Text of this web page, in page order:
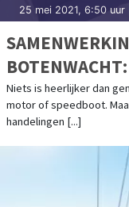
25 mei 2021, 6:50 uur
EEN VAST
Niets is heerlijker dan
motor of speedboot.
handelingen [...]